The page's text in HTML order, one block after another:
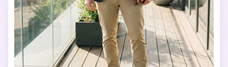
Crea imágenes IA
ilimitadas. 100 %
gratis!
Empieza Gratis→